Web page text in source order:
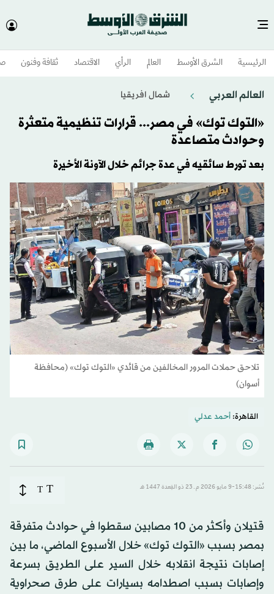
الرئيسية الشرق الأوسط​ العالم الرأي الاقتصاد ثقافة وفنون
العالم العربي شمال افريقيا
«التوك توك» في مصر... قرارات تنظيمية متعثرة
وحوادث متصاعدة
بعد تورط سائقيه في عدة جرائم خلال الآونة الأخيرة
تلاحق حملات المرور المخالفين من قائدي «التوك توك» (محافظة
أسوان)
القاهرة:أحمد عدلي
نُشر: 15:48-9 مايو 2026 م ـ 23 ذو القِعدة 1447 هـ T
T
قتيلان وأكثر من 10 مصابين سقطوا في حوادث متفرقة
بمصر بسبب «التوك توك» خلال الأسبوع الماضي، ما بين
إصابات نتيجة انقلابه خلال السير على الطريق بسرعة
وإصابات بسبب اصطدامه بسيارات على طرق صحراوية